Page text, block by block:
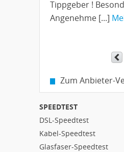
Tippgeber !
Angenehme [...]
Zum Anbieter-
SPEEDTEST
DSL-Speedtest
Kabel-Speedtest
Glasfaser-Speedtest